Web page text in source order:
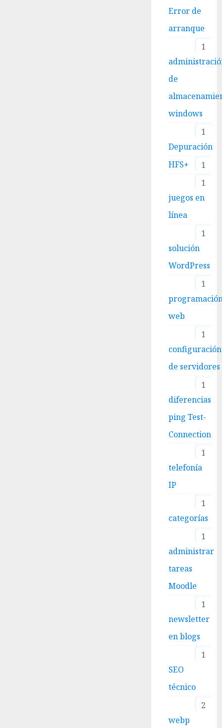
Error de
arranque
1
de
windows
1
Depuración
1
HFS+
1
juegos en
línea
1
solución
WordPress
1
web
1
configuración
de servidores
1
diferencias
ping Test-
Connection
1
telefonía
IP
1
categorías
1
administrar
tareas
Moodle
1
newsletter
en blogs
1
SEO
técnico
2
webp